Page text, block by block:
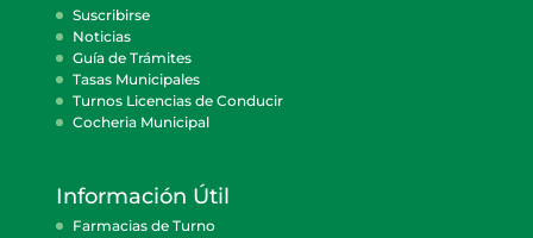
Suscribirse
Noticias
Guía de Trámites
Tasas Municipales
Turnos Licencias de Conducir
Cocheria Municipal
Información Útil
Farmacias de Turno